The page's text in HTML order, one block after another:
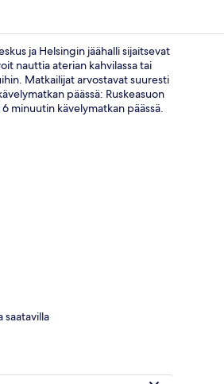
Aula
ja Helsingin jäähalli sijaitsevat
nauttia aterian kahvilassa tai
Matkailijat arvostavat suuresti
päässä: Ruskeasuon
minuutin kävelymatkan päässä.
saatavilla